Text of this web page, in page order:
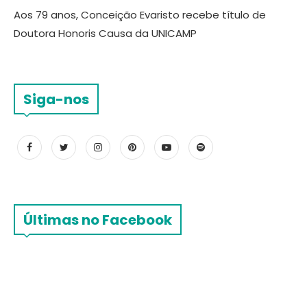
Aos 79 anos, Conceição Evaristo recebe título de
Doutora Honoris Causa da UNICAMP
Siga-nos
Últimas no Facebook